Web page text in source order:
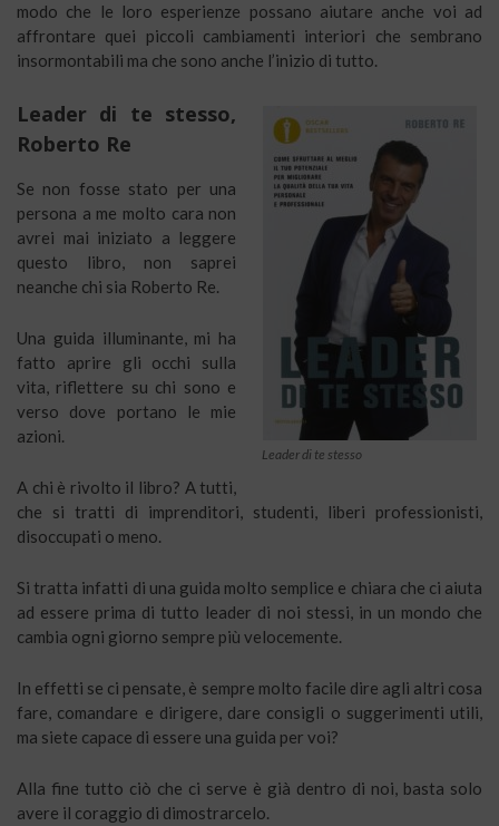
modo che le loro esperienze possano aiutare anche voi ad
affrontare quei piccoli cambiamenti interiori che sembrano
insormontabili ma che sono anche l’inizio di tutto.
Leader di te stesso
Leader di te stesso,
Roberto Re
Se non fosse stato per una
persona a me molto cara non
avrei mai iniziato a leggere
questo libro, non saprei
neanche chi sia Roberto Re.
Una guida illuminante, mi ha
fatto aprire gli occhi sulla
vita, riflettere su chi sono e
verso dove portano le mie
azioni.
A chi è rivolto il libro? A tutti,
che si tratti di imprenditori, studenti, liberi professionisti,
disoccupati o meno.
Si tratta infatti di una guida molto semplice e chiara che ci aiuta
ad essere prima di tutto leader di noi stessi, in un mondo che
cambia ogni giorno sempre più velocemente.
In effetti se ci pensate, è sempre molto facile dire agli altri cosa
fare, comandare e dirigere, dare consigli o suggerimenti utili,
ma siete capace di essere una guida per voi?
Alla fine tutto ciò che ci serve è già dentro di noi, basta solo
avere il coraggio di dimostrarcelo.